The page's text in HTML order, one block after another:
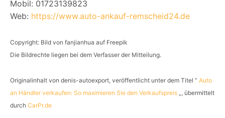
Mobil: 01723139823
Web: https://www.auto-ankauf-remscheid24.de
Copyright: Bild von fanjianhua auf Freepik
Die Bildrechte liegen bei dem Verfasser der Mitteilung.
Originalinhalt von denis-autoexport, veröffentlicht unter dem Titel “ Auto
an Händler verkaufen: So maximieren Sie den Verkaufspreis „, übermittelt
durch CarPr.de